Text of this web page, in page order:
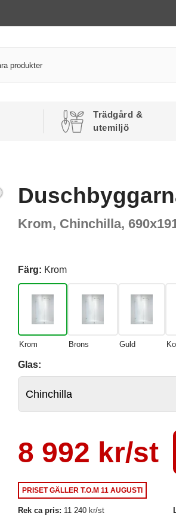
Trädgård &
utemiljö
Krom, Chinchilla,
Färg: Krom
Krom Brons Guld
Glas:
8 992 kr/st
PRISET GÄLLERT.O.M 11 AUGUSTI
Rek ca pris: 11 240 kr/st